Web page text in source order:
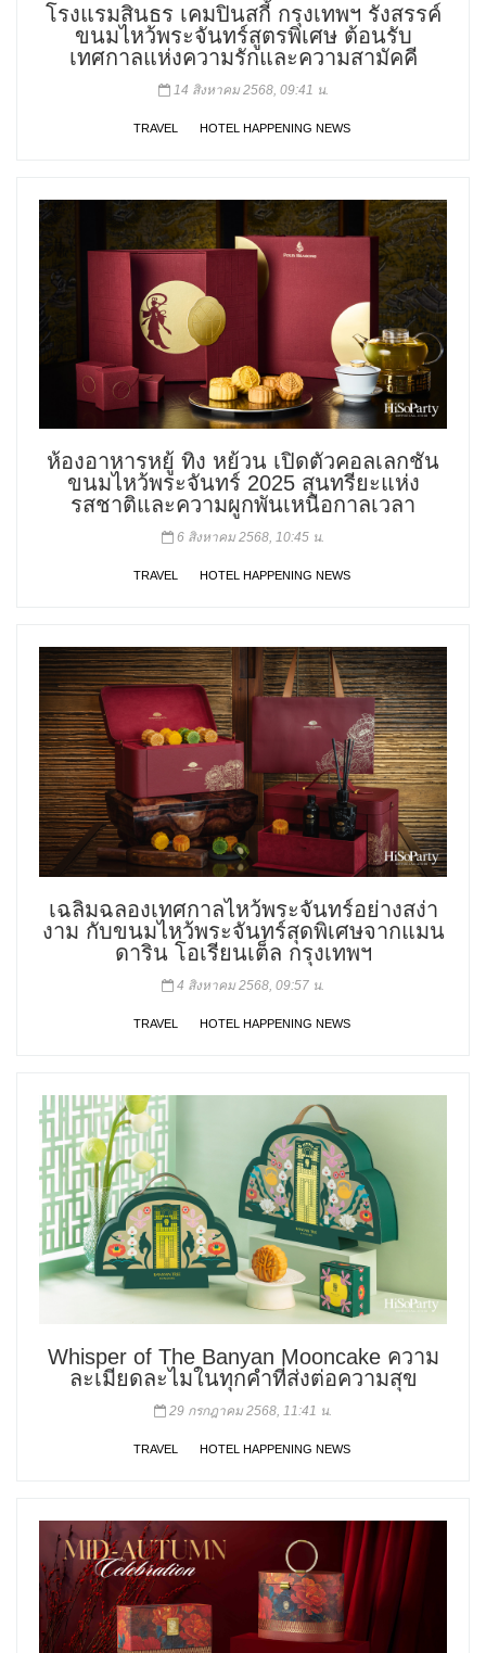
โรงแรมสินธร เคมปินสกี้ กรุงเทพฯ รังสรรค์
ขนมไหว้พระจันทร์สูตรพิเศษ ต้อนรับ
เทศกาลแห่งความรักและความสามัคคี
14 สิงหาคม 2568, 09:41 น.
TRAVEL HOTEL HAPPENING NEWS
ห้องอาหารหยู้ ทิง หย้วน เปิดตัวคอลเลกชัน
ขนมไหว้พระจันทร์ 2025 สุนทรียะแห่ง
รสชาติและความผูกพันเหนือกาลเวลา
6 สิงหาคม 2568, 10:45 น.
TRAVEL HOTEL HAPPENING NEWS
เฉลิมฉลองเทศกาลไหว้พระจันทร์อย่างสง่า
งาม กับขนมไหว้พระจันทร์สุดพิเศษจากแมน
ดาริน โอเรียนเต็ล กรุงเทพฯ
4 สิงหาคม 2568, 09:57 น.
TRAVEL HOTEL HAPPENING NEWS
Whisper of The Banyan Mooncake ความ
ละเมียดละไมในทุกคำที่ส่งต่อความสุข
29 กรกฎาคม 2568, 11:41 น.
TRAVEL HOTEL HAPPENING NEWS